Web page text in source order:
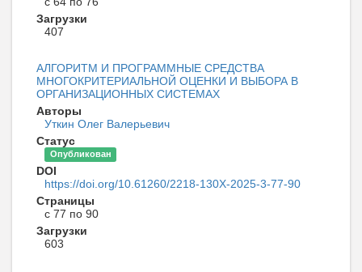
Загрузки
407
АЛГОРИТМ И ПРОГРАММНЫЕ СРЕДСТВА
МНОГОКРИТЕРИАЛЬНОЙ ОЦЕНКИ И ВЫБОРА В
ОРГАНИЗАЦИОННЫХ СИСТЕМАХ
Авторы
Уткин Олег Валерьевич
Статус
Опубликован
DOI
https://doi.org/10.61260/2218-130X-2025-3-77-90
Страницы
с 77 по 90
Загрузки
603